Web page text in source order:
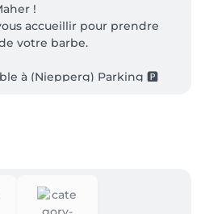
!
accueillir pour prendre
de votre barbe.
à (Niepperg) Parking 🅿️